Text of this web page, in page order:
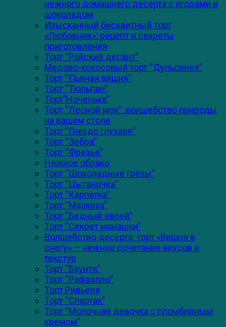
нежного домашнего десерта с ягодами и
шоколадом
Изысканный бисквитный торт
«Любовник»: рецепт и секреты
приготовления
Торт “Райский десант”
Медово-кокосовый торт “Дульсинея”
Торт “Пьяная вишня”
Торт “Тюльпан”
Торт”Ноченька”
Торт “Лесной мох”: волшебство природы
на вашем столе
Торт “Гнездо глухаря”
Торт “Зебра”
Торт “Фрезье”
Нежное облако
Торт “Шоколадные грёзы”
Торт “Цыганочка”
Торт “Карпатка”
Торт “Маркиза”
Торт “Бедный еврей”
Торт “Секрет монашки”
Волшебство десерта: торт «Вишня в
снегу» — нежное сочетание вкусов и
текстур
Торт “Баунти”
Торт “Рафаэлло”
Торт Ривьера
Торт “Спартак”
Торт “Молочная девочка с пломбирным
кремом”